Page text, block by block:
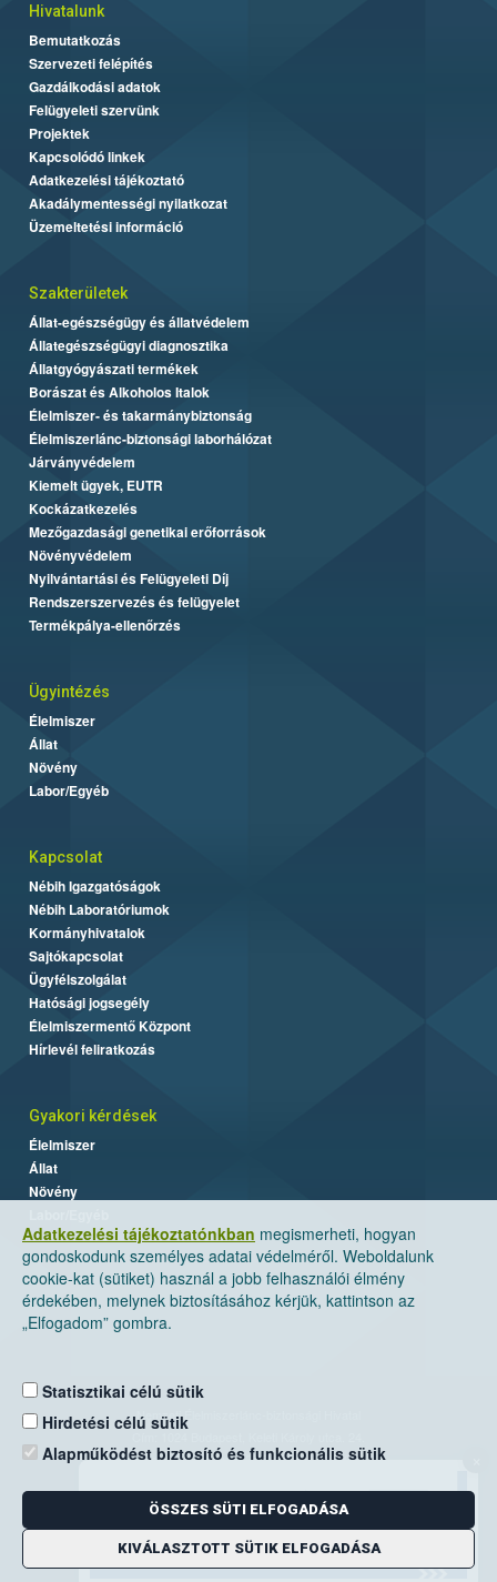
Adatkezelési tájékoztatónkban megismerheti, hogyan
gondoskodunk személyes adatai védelméről. Weboldalunk
cookie-kat (sütiket) használ a jobb felhasználói élmény
érdekében, melynek biztosításához kérjük, kattintson az
„Elfogadom” gombra.
Statisztikai célú sütik
Hirdetési célú sütik
Alapműködést biztosító és funkcionális sütik
ÖSSZES SÜTI ELFOGADÁSA
KIVÁLASZTOTT SÜTIK ELFOGADÁSA
Hivatalunk
Bemutatkozás
Szervezeti felépítés
Gazdálkodási adatok
Felügyeleti szervünk
Projektek
Kapcsolódó linkek
Adatkezelési tájékoztató
Akadálymentességi nyilatkozat
Üzemeltetési információ
Szakterületek
Állat-egészségügy és állatvédelem
Állategészségügyi diagnosztika
Állatgyógyászati termékek
Borászat és Alkoholos Italok
Élelmiszer- és takarmánybiztonság
Élelmiszerlánc-biztonsági laborhálózat
Járványvédelem
Kiemelt ügyek, EUTR
Kockázatkezelés
Mezőgazdasági genetikai erőforrások
Növényvédelem
Nyilvántartási és Felügyeleti Díj
Rendszerszervezés és felügyelet
Termékpálya-ellenőrzés
Ügyintézés
Élelmiszer
Állat
Növény
Labor/Egyéb
Kapcsolat
Nébih Igazgatóságok
Nébih Laboratóriumok
Kormányhivatalok
Sajtókapcsolat
Ügyfélszolgálat
Hatósági jogsegély
Élelmiszermentő Központ
Hírlevél feliratkozás
Gyakori kérdések
Élelmiszer
Állat
Növény
Nemzeti Élelmiszerlánc-biztonsági Hivatal
Levelezési cím: 1525 Budapest. Pf. 30.
E-mail:ugyfelszolgalat@nebih.gov.hu
Zöld szám: 06-80/263-244
Telefon: 06-1/ 336-9000